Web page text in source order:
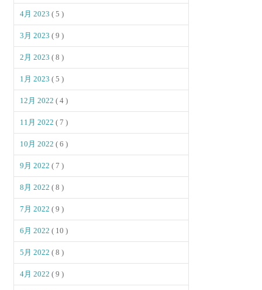
4月 2023( 5 )
3月 2023( 9 )
2月 2023( 8 )
1月 2023( 5 )
12月 2022( 4 )
11月 2022( 7 )
10月 2022( 6 )
9月 2022( 7 )
8月 2022( 8 )
7月 2022( 9 )
6月 2022( 10 )
5月 2022( 8 )
4月 2022( 9 )